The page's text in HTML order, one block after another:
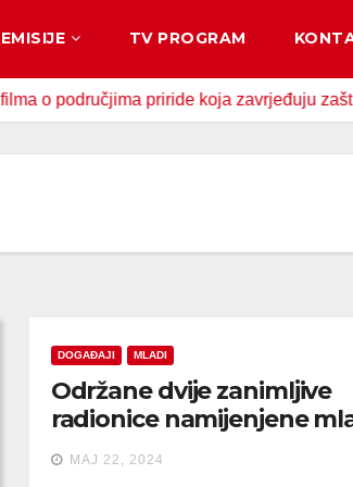
EMISIJE TV PROGRAM
priride koja zavrjeđuju zaštitu
DOGAĐAJI MLADI
Održane dvije zanimljive
radionice namijenjene
MAJ 22, 2024